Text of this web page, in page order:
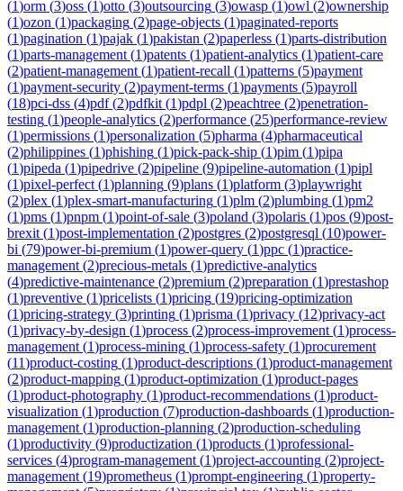
(1)orm (3)oss (1)otto (3)outsourcing (3)owasp (1)owl (2)ownership
(1)ozon (1)packaging (2)page-objects (1)paginated-reports
(1)pagination (1)pajak (1)pakistan (2)paperless (1)parts-distribution
(1)parts-management (1)patents (1)patient-analytics (1)patient-care
(2)patient-management (1)patient-recall (1)patterns (5)payment
(1)payment-security (2)payment-terms (1)payments (5)payroll
(18)pci-dss (4)pdf(2)pdfkit (1)pdpl (2)peachtree (2)penetration-
testing (1)people-analytics (2)performance (25)performance-review
(1)permissions (1)personalization (5)pharma (4)pharmaceutical
(2)philippines (1)phishing (1)pick-pack-ship (1)pim (1)pipa
(1)pipeda (1)pipedrive (2)pipeline (9)pipeline-automation (1)pipl
(1)pixel-perfect (1)planning (9)plans (1)platform (3)playwright
(2)plex (1)plex-smart-manufacturing (1)plm (2)plumbing (1)pm2
(1)pms (1)pnpm (1)point-of-sale (3)poland (3)polaris (1)pos (9)post-
brexit (1)post-implementation (2)postgres (2)postgresql (10)power-
bi (79)power-bi-premium (1)power-query (1)ppc (1)practice-
management (2)precious-metals (1)predictive-analytics
(4)predictive-maintenance (2)premium (2)preparation (1)prestashop
(1)preventive (1)pricelists (1)pricing (19)pricing-optimization
(1)pricing-strategy (3)printing (1)prisma (1)privacy (12)privacy-act
(1)privacy-by-design (1)process (2)process-improvement (1)process-
management (1)process-mining (1)process-safety (1)procurement
(11)product-costing (1)product-descriptions (1)product-management
(2)product-mapping (1)product-optimization (1)product-pages
(1)product-photography (1)product-recommendations (1)product-
visualization (1)production (7)production-dashboards (1)production-
management (1)production-planning (2)production-scheduling
(1)productivity (9)productization (1)products (1)professional-
services (4)program-management (1)project-accounting (2)project-
management (19)prometheus (1)prompt-engineering (1)property-